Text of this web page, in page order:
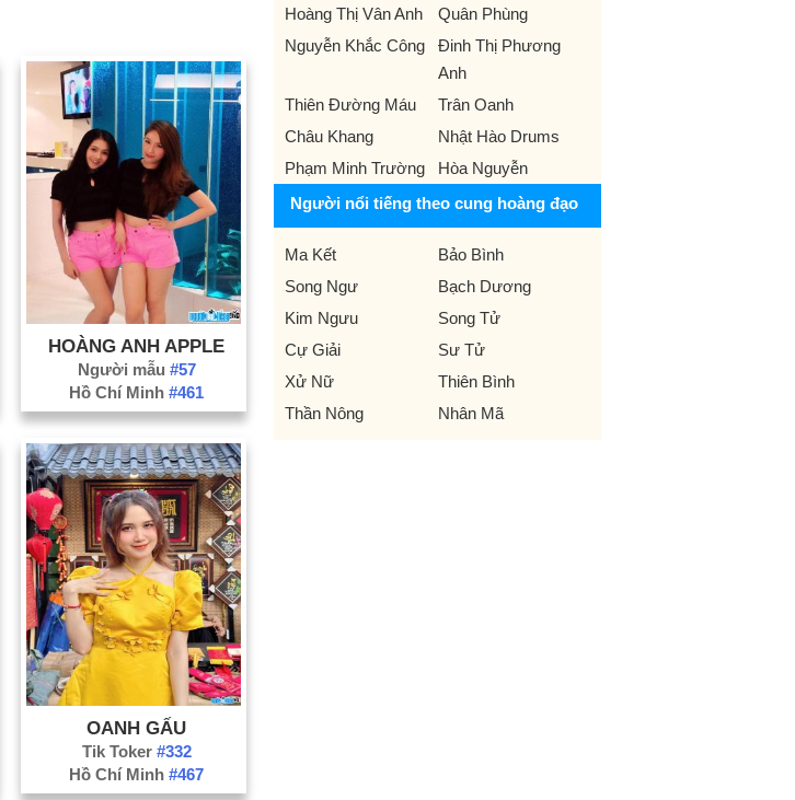
HOÀNG ANH APPLE
Người mẫu #57
Hồ Chí Minh#461
OANH GẤU
Tik Toker #332
Hồ Chí Minh#467
Hoàng Thị Vân Anh
Quân Phùng
Nguyễn Khắc Công
Đinh Thị Phương
Anh
Thiên Đường Máu
Trân Oanh
Châu Khang
Nhật Hào Drums
Phạm Minh Trường
Hòa Nguyễn
Người nổi tiếng theo cung hoàng đạo
Ma Kết
Bảo Bình
Song Ngư
Bạch Dương
Kim Ngưu
Song Tử
Cự Giải
Sư Tử
Xử Nữ
Thiên Bình
Thần Nông
Nhân Mã